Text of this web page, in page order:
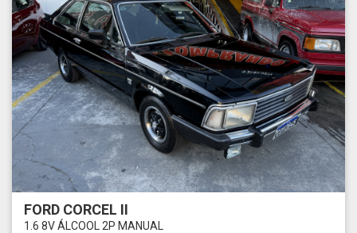
FORD CORCEL II
1.6 8V ÁLCOOL 2P MANUAL